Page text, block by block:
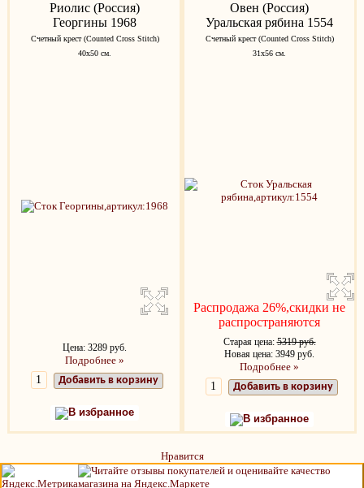
Риолис (Россия)
Георгины 1968
Счетный крест (Counted Cross Stitch)
40х50 см.
Цена: 3289 руб.
Подробнее »
Добавить в корзину
В избранное
Овен (Россия)
Уральская рябина 1554
Счетный крест (Counted Cross Stitch)
31x56 см.
Распродажа 26%,скидки не
распространяются
Старая цена:5319 руб.
Новая цена: 3949 руб.
Подробнее »
Добавить в корзину
В избранное
Нравится